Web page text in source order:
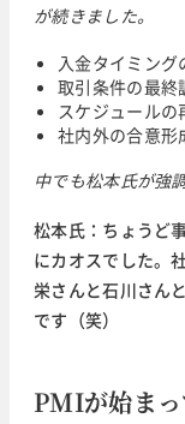
が続きました。
入金タイミング
取引条件の最終
スケジュールの
社内外の合意形
中でも松本氏が強
松本氏：ちょうど
にカオスでした。
栄さんと石川さん
です（笑）
PMIが始ま